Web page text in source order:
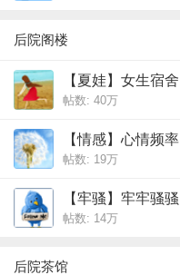
后院阁楼
【夏娃】女生宿舍
帖数: 40万
【情感】心情频率
帖数: 19万
【牢骚】牢牢骚骚
帖数: 14万
后院茶馆